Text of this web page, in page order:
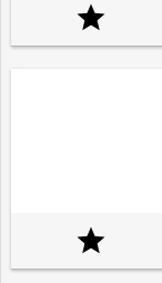

